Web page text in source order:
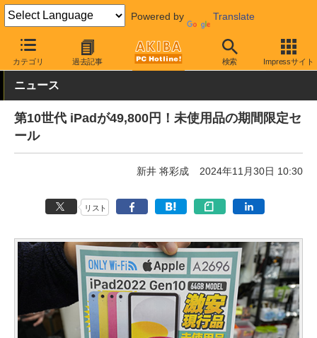
Powered by Translate
カテゴリ 過去記事 検索 Impressサイト
AKIBA PC Hotline! 秋葉原情報 価格情報 特価情報
ニュース
第10世代 iPadが49,800円！未使用品の期間限定セ
ール
新井 将彩成 2024年11月30日 10:30
リスト